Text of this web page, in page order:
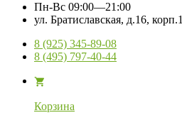
Пн-Вс 09:00—21:00
ул. Братиславская, д.16, корп.1
8 (925) 345-89-08
8 (495) 797-40-44
Корзина